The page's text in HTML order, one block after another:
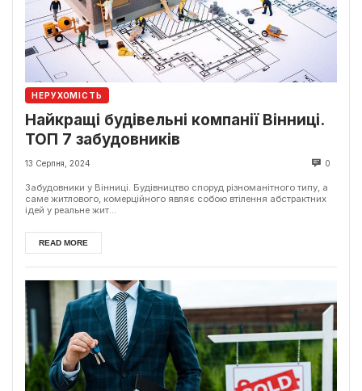
НЕРУХОМІСТЬ
Найкращі будівельні компанії Вінниці.
ТОП 7 забудовників
13 Серпня, 2024 0
Забудовники у Вінниці. Будівництво споруд різноманітного типу, а
саме житлового, комерційного являє собою втілення абстрактних
ідей у реальне жит...
READ MORE